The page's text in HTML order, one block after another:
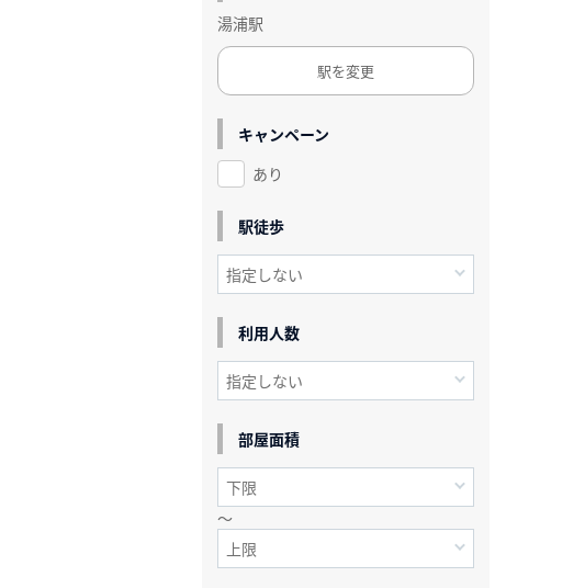
湯浦駅
駅を変更
キャンペーン
あり
駅徒歩
利用人数
部屋面積
～